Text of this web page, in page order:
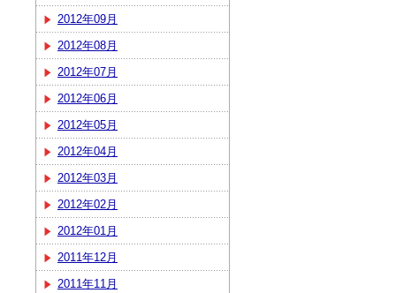
2012年09月
2012年08月
2012年07月
2012年06月
2012年05月
2012年04月
2012年03月
2012年02月
2012年01月
2011年12月
2011年11月